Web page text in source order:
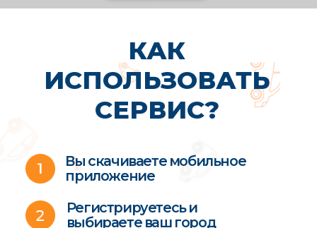
СРЕДНИЙ ВОЗРАСТ НАШИХ
Это взрослые, надёжные и
внимательные люди, которые
выбирают работу с детьми